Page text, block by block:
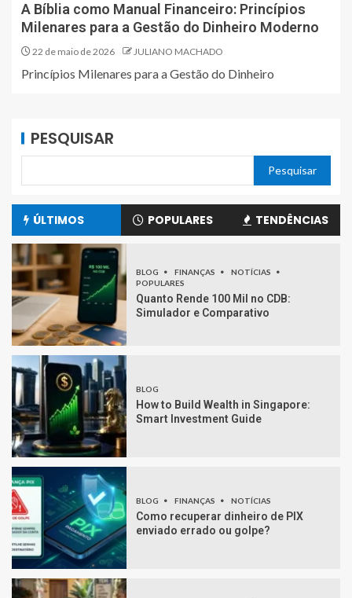
A Bíblia como Manual Financeiro: Princípios
Milenares para a Gestão do Dinheiro Moderno
22 de maio de 2026 JULIANO MACHADO
Princípios Milenares para a Gestão do Dinheiro
PESQUISAR
Pesquisar
ÚLTIMOS POPULARES TENDÊNCIAS
BLOG FINANÇAS
NOTÍCIAS
POPULARES
Quanto Rende 100 Mil no CDB:
Simulador e Comparativo
BLOG
How to Build Wealth in Singapore:
Smart Investment Guide
BLOG FINANÇAS NOTÍCIAS
Como recuperar dinheiro de PIX
enviado errado ou golpe?